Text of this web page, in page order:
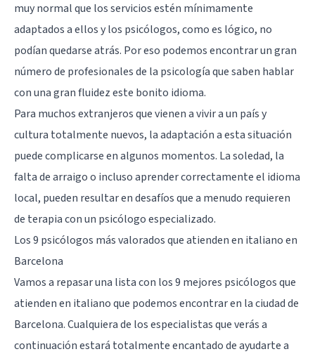
muy normal que los servicios estén mínimamente
adaptados a ellos y los psicólogos, como es lógico, no
podían quedarse atrás. Por eso podemos encontrar un gran
número de profesionales de la psicología que saben hablar
con una gran fluidez este bonito idioma.
Para muchos extranjeros que vienen a vivir a un país y
cultura totalmente nuevos, la adaptación a esta situación
puede complicarse en algunos momentos. La soledad, la
falta de arraigo o incluso aprender correctamente el idioma
local, pueden resultar en desafíos que a menudo requieren
de terapia con un psicólogo especializado.
Los 9 psicólogos más valorados que atienden en italiano en
Barcelona
Vamos a repasar una lista con los 9 mejores psicólogos que
atienden en italiano que podemos encontrar en la ciudad de
Barcelona. Cualquiera de los especialistas que verás a
continuación estará totalmente encantado de ayudarte a